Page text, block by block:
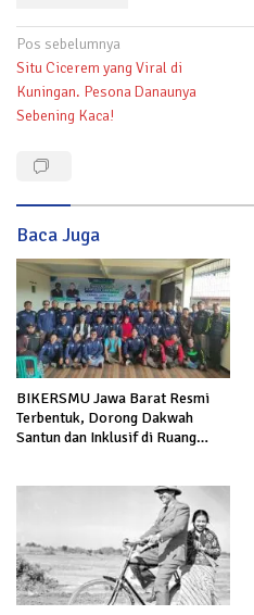
Navigasi
pos
Pos sebelumnya
Situ Cicerem yang Viral di
Kuningan. Pesona Danaunya
Sebening Kaca!
Baca Juga
BIKERSMU Jawa Barat Resmi
Terbentuk, Dorong Dakwah
Santun dan Inklusif di Ruang